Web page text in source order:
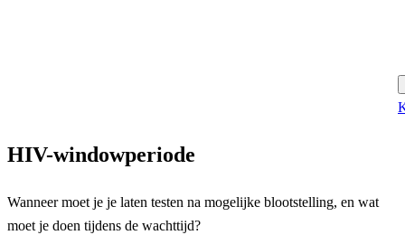
HIV-windowperiode
Wanneer moet je je laten testen na mogelijke blootstelling, en wat
moet je doen tijdens de wachttijd?